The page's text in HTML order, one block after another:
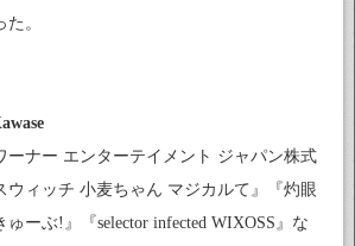
。
ーナー エンターテイメント ジャパン株式
ウィッチ 小麦ちゃん マジカルて』『灼眼
ーぶ!』『selector infected WIXOSS』な